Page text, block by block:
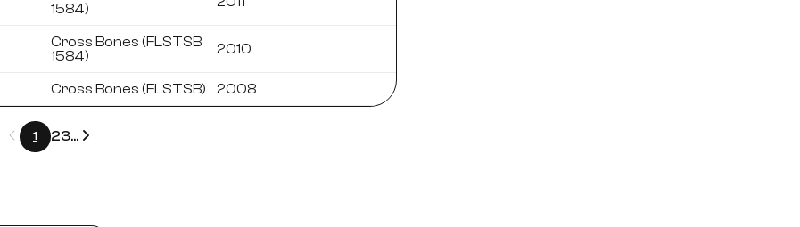
1584)
Cross Bones (FLSTSB
1584)
2010
Cross Bones (FLSTSB) 2008
Précédent
1 23...Suivant